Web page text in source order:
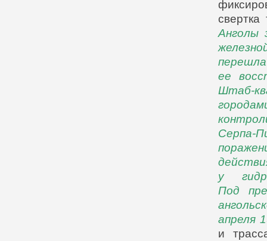
свертка
Анголы
ее
Штаб-
Серпа-
у
Под
апреля
и